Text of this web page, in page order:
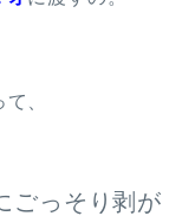
、
ごっそり剥が